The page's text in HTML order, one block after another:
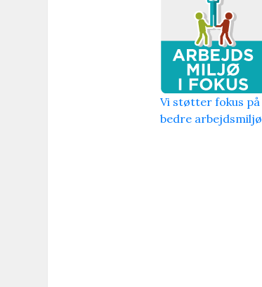
Vi støtter fokus på
bedre arbejdsmiljø